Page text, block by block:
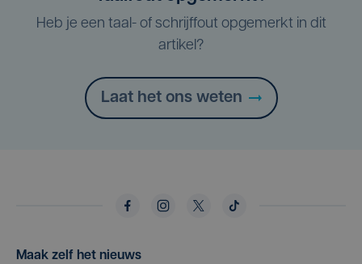
Heb je een taal- of schrijffout opgemerkt in dit
artikel?
Laat het ons weten
Maak zelf het nieuws